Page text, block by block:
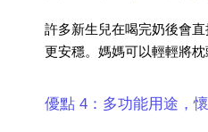
許多新生兒在喝完奶後會直
更安穩。媽媽可以輕輕將
優點 4：多功能用途，